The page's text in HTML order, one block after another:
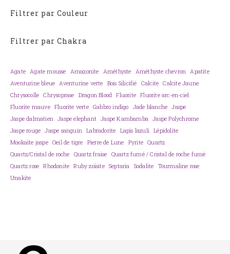
Filtrer par Couleur
Filtrer par Chakra
Agate Agate mousse Amazonite Améthyste Améthyste chevron
Apatite
Aventurine bleue
Aventurine verte Bois Silicifié Calcite
Calcite Jaune
Chrysocolle
Chrysoprase Dragon Blood Fluorite Fluorite arc-en-ciel
Fluorite mauve Fluorite verte Gabbro indigo Jade blanche
Jaspe
Jaspe dalmatien Jaspe elephant Jaspe Kambamba Jaspe Polychrome
Jaspe rouge
Jaspe sanguin Labradorite Lapis lazuli Lépidolite
Mookaïte jaspe Oeil de tigre Pierre de Lune Pyrite Quartz
Quartz/Cristal de roche
Quartz fraise
Quartz fumé / Cristal de roche fumé
Quartz rose
Rhodonite Ruby zoïsite Septaria Sodalite
Tourmaline rose
Unakite